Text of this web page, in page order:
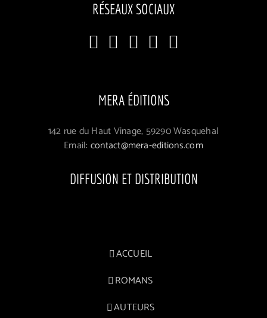
RÉSEAUX SOCIAUX
MERA ÉDITIONS
142 rue du Haut Vinage, 59290 Wasquehal
Email: contact@mera-editions.com
DIFFUSION ET DISTRIBUTION
ACCUEIL
ROMANS
AUTEURS